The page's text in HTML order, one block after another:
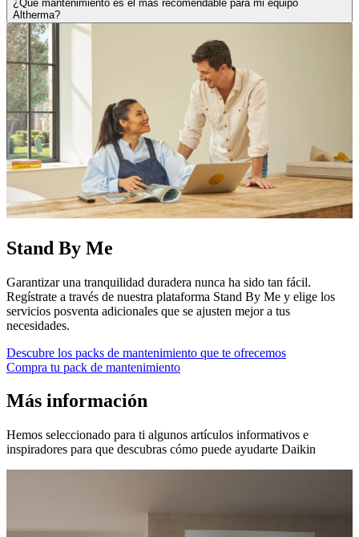
¿Qué mantenimiento es el más recomendable para mi equipo
Altherma?
Stand By Me
Garantizar una tranquilidad duradera nunca ha sido tan fácil.
Regístrate a través de nuestra plataforma Stand By Me y elige los
servicios posventa adicionales que se ajusten mejor a tus
necesidades.
Descubre los packs de mantenimiento que te ofrecemos
Compra tu pack de mantenimiento
Más información
Hemos seleccionado para ti algunos artículos informativos e
inspiradores para que descubras cómo puede ayudarte Daikin